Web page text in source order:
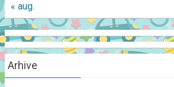
« aug.
Arhive